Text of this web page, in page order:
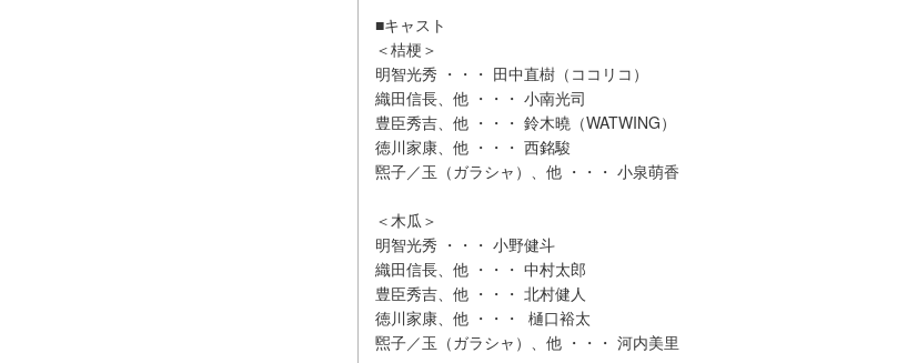
■キャスト
＜桔梗＞
明智光秀 ・・・ 田中直樹（ココリコ）
織田信長、他 ・・・ 小南光司
豊臣秀吉、他 ・・・ 鈴木曉（WATWING）
徳川家康、他 ・・・ 西銘駿
煕子／玉（ガラシャ）、他 ・・・ 小泉萌香
＜木瓜＞
明智光秀 ・・・ 小野健斗
織田信長、他 ・・・ 中村太郎
豊臣秀吉、他 ・・・ 北村健人
徳川家康、他 ・・・ 樋口裕太
煕子／玉（ガラシャ）、他 ・・・ 河内美里